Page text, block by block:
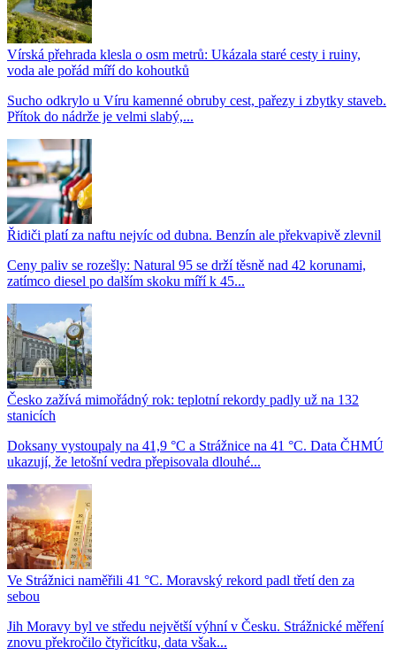
Vírská přehrada klesla o osm metrů: Ukázala staré cesty i ruiny,
voda ale pořád míří do kohoutků
Sucho odkrylo u Víru kamenné obruby cest, pařezy i zbytky staveb.
Přítok do nádrže je velmi slabý,...
Řidiči platí za naftu nejvíc od dubna. Benzín ale překvapivě zlevnil
Ceny paliv se rozešly: Natural 95 se drží těsně nad 42 korunami,
zatímco diesel po dalším skoku míří k 45...
Česko zažívá mimořádný rok: teplotní rekordy padly už na 132
stanicích
Doksany vystoupaly na 41,9 °C a Strážnice na 41 °C. Data ČHMÚ
ukazují, že letošní vedra přepisovala dlouhé...
Ve Strážnici naměřili 41 °C. Moravský rekord padl třetí den za
sebou
Jih Moravy byl ve středu největší výhní v Česku. Strážnické měření
znovu překročilo čtyřicítku, data však...